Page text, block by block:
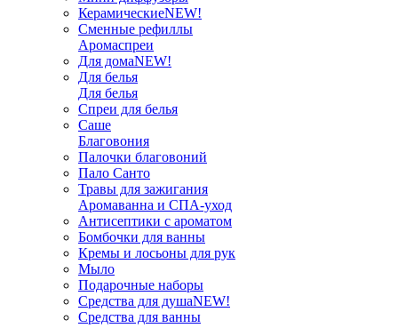
КерамическиеNEW!
Сменные рефиллы
Аромаспреи
Для домаNEW!
Для белья
Для белья
Спреи для белья
Саше
Благовония
Палочки благовоний
Пало Санто
Травы для зажигания
Аромаванна и СПА-уход
Антисептики с ароматом
Бомбочки для ванны
Кремы и лосьоны для рук
Мыло
Подарочные наборы
Средства для душаNEW!
Средства для ванны